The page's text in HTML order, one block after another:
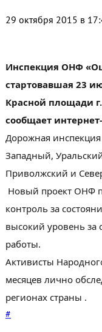
29 октября 2015 в
Инспекция ОНФ
стартовавшая 23
Красной площади
сообщает
Дорожная
Западный,
Приволжский и
Новый проект ОНФ
контроль за
высокий уровень за
работы.
Активисты
месяцев лично
регионах страны .
#